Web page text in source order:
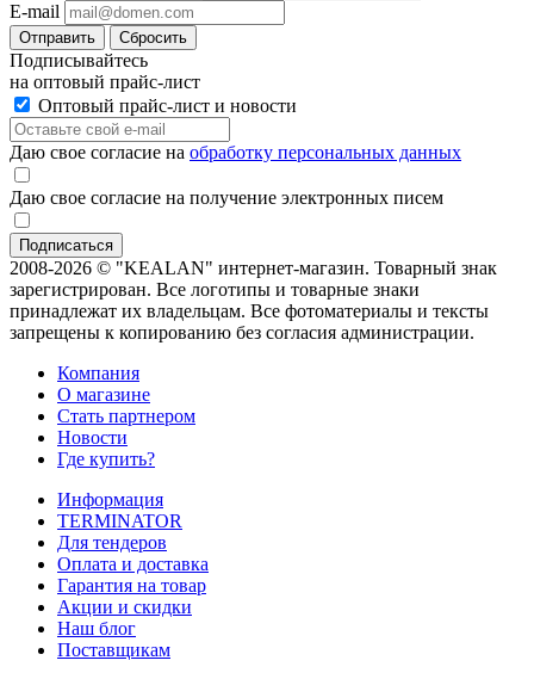
E-mail
Отправить Сбросить
Подписывайтесь
на оптовый прайс-лист
Оптовый прайс-лист и новости
Даю свое согласие на обработку персональных данных
Даю свое согласие на получение электронных писем
2008-2026 © "KEALAN" интернет-магазин. Товарный знак
зарегистрирован. Все логотипы и товарные знаки
принадлежат их владельцам. Все фотоматериалы и тексты
запрещены к копированию без согласия администрации.
Компания
О магазине
Стать партнером
Новости
Где купить?
Информация
TERMINATOR
Для тендеров
Оплата и доставка
Гарантия на товар
Акции и скидки
Наш блог
Поставщикам